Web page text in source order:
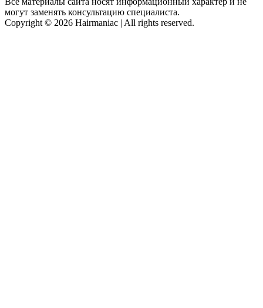
могут заменять консультацию специалиста.
Copyright © 2026 Hairmaniac | All rights reserved.